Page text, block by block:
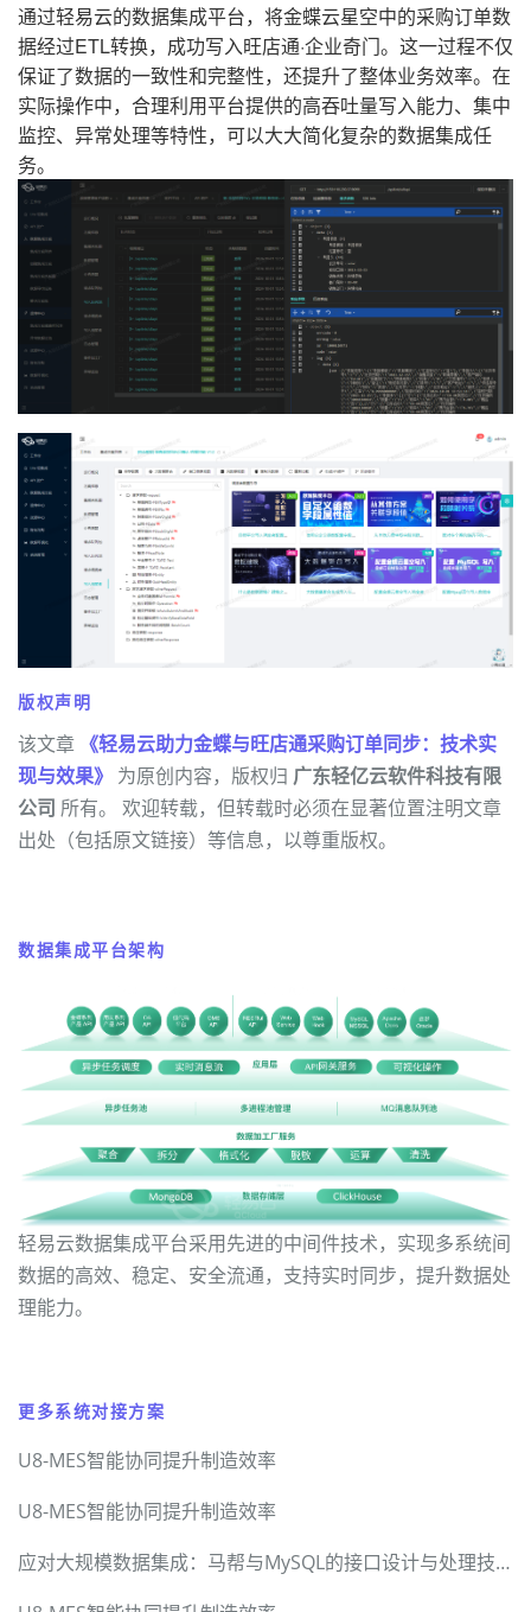
通过轻易云的数据集成平台，将金蝶云星空中的采购订单数
据经过ETL转换，成功写入旺店通·企业奇门。这一过程不仅
保证了数据的一致性和完整性，还提升了整体业务效率。在
实际操作中，合理利用平台提供的高吞吐量写入能力、集中
监控、异常处理等特性，可以大大简化复杂的数据集成任
务。
版权声明
该文章 《轻易云助力金蝶与旺店通采购订单同步：技术实
现与效果》 为原创内容，版权归 广东轻亿云软件科技有限
公司 所有。 欢迎转载，但转载时必须在显著位置注明文章
出处（包括原文链接）等信息，以尊重版权。
数据集成平台架构
轻易云数据集成平台采用先进的中间件技术，实现多系统间
数据的高效、稳定、安全流通，支持实时同步，提升数据处
理能力。
更多系统对接方案
U8-MES智能协同提升制造效率
U8-MES智能协同提升制造效率
应对大规模数据集成：马帮与MySQL的接口设计与处理技术